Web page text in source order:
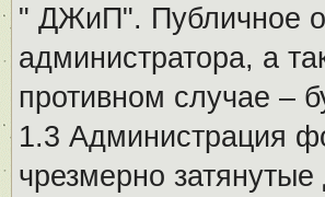
" ДЖиП". Публичное
администратора, а
противном случае –
1.3 Администрация
чрезмерно